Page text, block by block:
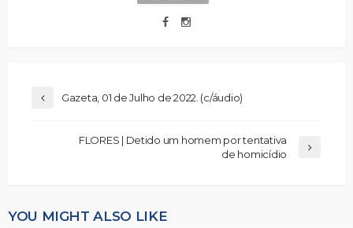
Gazeta, 01 de Julho de 2022. (c/áudio)
FLORES | Detido um homem por tentativa
de homicídio
YOU MIGHT ALSO LIKE